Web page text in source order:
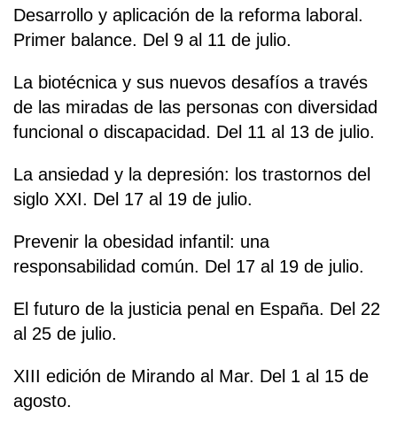
Desarrollo y aplicación de la reforma laboral.
Primer balance. Del 9 al 11 de julio.
La biotécnica y sus nuevos desafíos a través
de las miradas de las personas con diversidad
funcional o discapacidad. Del 11 al 13 de julio.
La ansiedad y la depresión: los trastornos del
siglo XXI. Del 17 al 19 de julio.
Prevenir la obesidad infantil: una
responsabilidad común. Del 17 al 19 de julio.
El futuro de la justicia penal en España. Del 22
al 25 de julio.
XIII edición de Mirando al Mar. Del 1 al 15 de
agosto.